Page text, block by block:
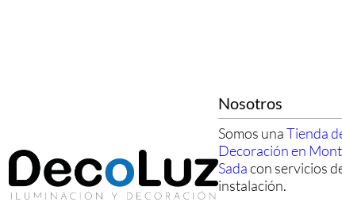
Nosotros
Somos unaTienda
Decoración en
Sadacon servicios
instalación.